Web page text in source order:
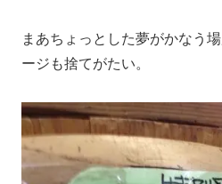
まあちょっとした夢がかなう
ージも捨てがたい。